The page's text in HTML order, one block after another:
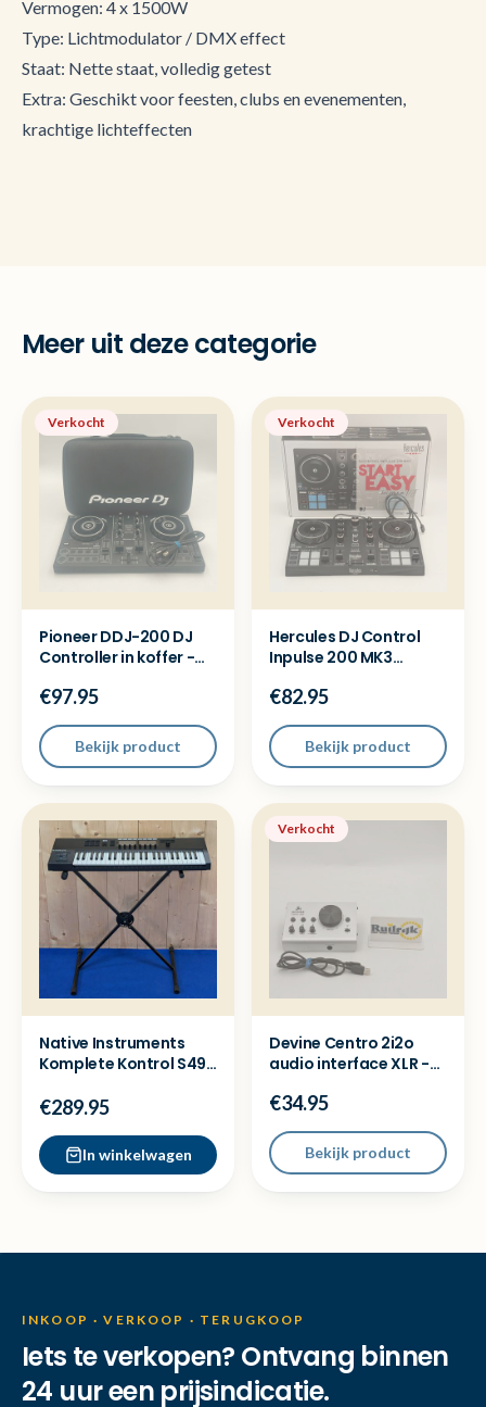
Vermogen: 4 x 1500W
Type: Lichtmodulator / DMX effect
Staat: Nette staat, volledig getest
Extra: Geschikt voor feesten, clubs en evenementen,
krachtige lichteffecten
Meer uit deze categorie
Verkocht
Pioneer DDJ-200 DJ
Controller in koffer -
€97.95
Bekijk product
Verkocht
Hercules DJ Control
Inpulse 200 MK3
doos
€82.95
Bekijk product
Native Instruments
Komplete Kontrol S49
€289.95
In winkelwagen
Verkocht
Devine Centro 2i2o
audio interface XLR -
€34.95
Bekijk product
INKOOP · VERKOOP · TERUGKOOP
Iets te verkopen? Ontvang binnen
24 uur een prijsindicatie.